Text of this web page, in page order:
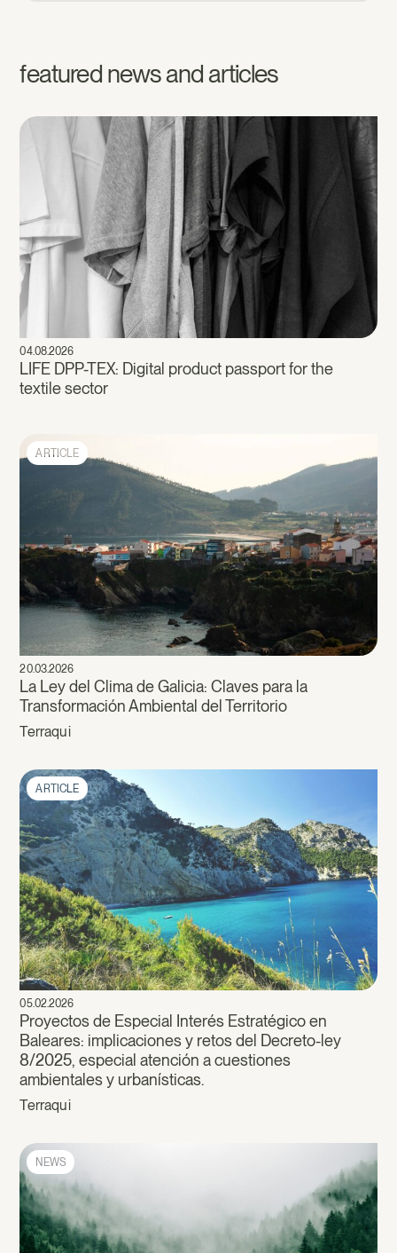
featured news and articles
04.08.2026
LIFE DPP-TEX: Digital product passport for the
textile sector
ARTICLE
20.03.2026
La Ley del Clima de Galicia: Claves para la
Transformación Ambiental del Territorio
Terraqui
ARTICLE
05.02.2026
Proyectos de Especial Interés Estratégico en
Baleares: implicaciones y retos del Decreto-ley
8/2025, especial atención a cuestiones
ambientales y urbanísticas.
Terraqui
NEWS